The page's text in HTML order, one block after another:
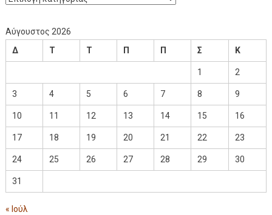
Αύγουστος 2026
Δ
Τ Τ Π Π Σ Κ
1 2
3 4 5 6 7 8 9
10 11 12 13 14 15 16
17 18 19 20 21 22 23
24 25 26 27 28 29 30
31
« Ιούλ